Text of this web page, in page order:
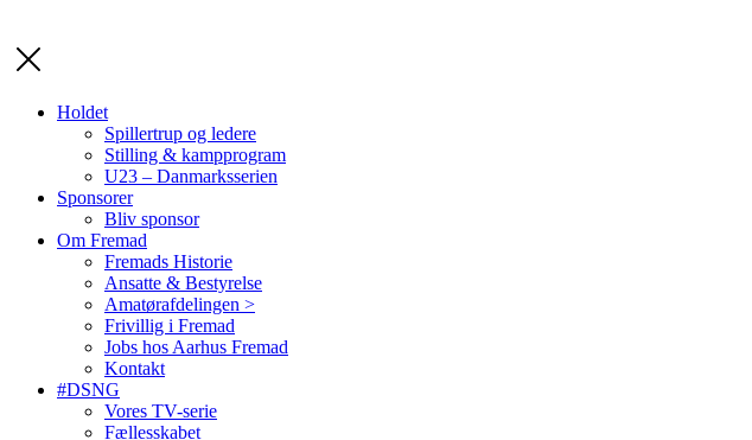
Holdet
Spillertrup og ledere
Stilling & kampprogram
U23 – Danmarksserien
Sponsorer
Bliv sponsor
Om Fremad
Fremads Historie
Ansatte & Bestyrelse
Amatørafdelingen >
Frivillig i Fremad
Jobs hos Aarhus Fremad
Kontakt
#DSNG
Vores TV-serie
Fællesskabet